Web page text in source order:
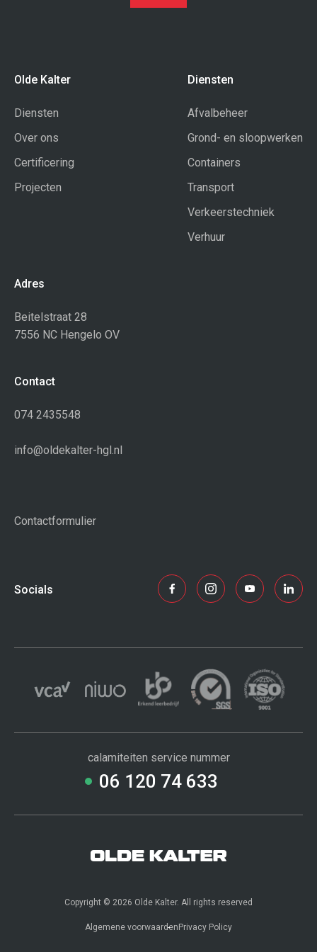
Contact Webshop
Olde Kalter
Diensten
Over ons
Certificering
Projecten
Diensten
Afvalbeheer
Grond- en sloopwerken
Containers
Transport
Verkeerstechniek
Verhuur
Contact
074 2435548
info@oldekalter-hgl.nl
Contactformulier
Socials
Adres
Beitelstraat 28
7556 NC Hengelo OV
calamiteiten service nummer
06 120 74 633
Copyright © 2026 Olde Kalter. All rights reserved
Algemene voorwaarden Privacy Policy